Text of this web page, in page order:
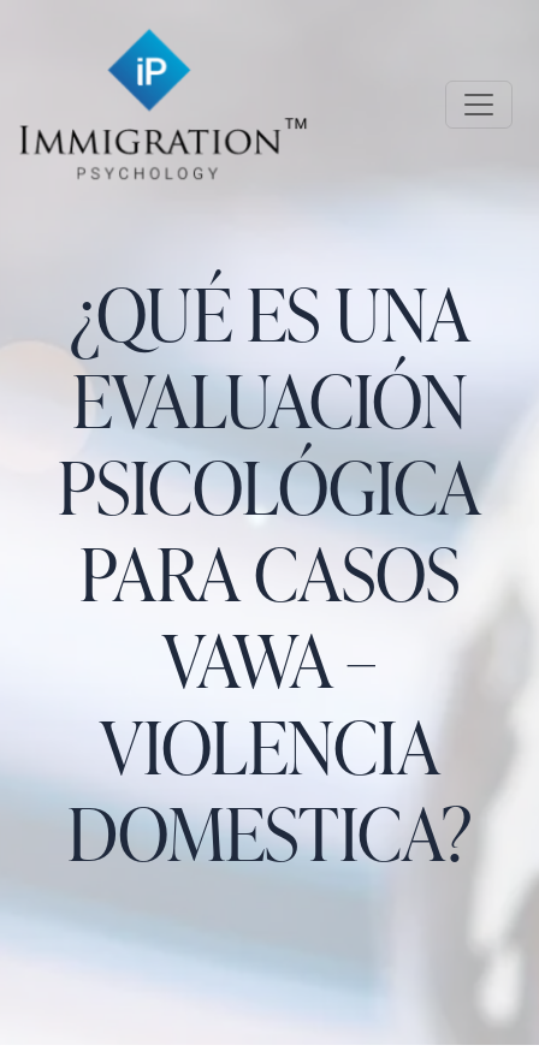
¿QUÉ ES UNA
EVALUACIÓN
PSICOLÓGICA
PARA CASOS
VAWA –
VIOLENCIA
DOMESTICA?